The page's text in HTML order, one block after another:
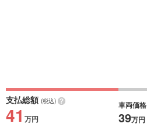
支払総額 (税込)
41 万円
車両価格
39万円